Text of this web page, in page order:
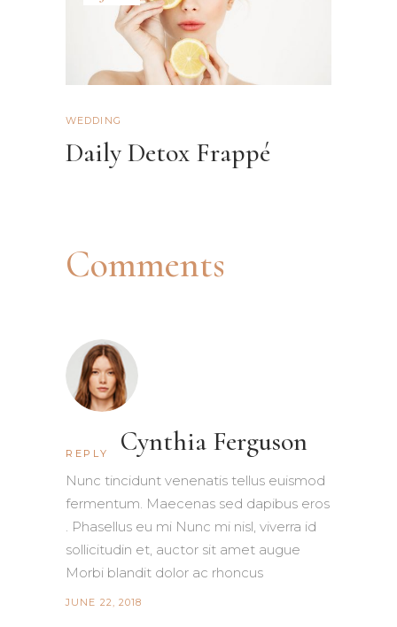
WEDDING
Daily Detox Frappé
Comments
REPLY Cynthia Ferguson
Nunc tincidunt venenatis tellus euismod
fermentum. Maecenas sed dapibus eros
. Phasellus eu mi Nunc mi nisl, viverra id
sollicitudin et, auctor sit amet augue
Morbi blandit dolor ac rhoncus
JUNE 22, 2018